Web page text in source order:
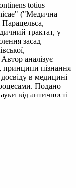
totius
("Медична
Парацельса,
трактат, у
засад
Автор аналізує
принципи пізнання
в медицині
Подано
від античності